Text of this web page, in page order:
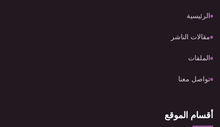
الرئيسية
مقالات الناشر
الملفات
تواصل معنا
أقسام الموقع